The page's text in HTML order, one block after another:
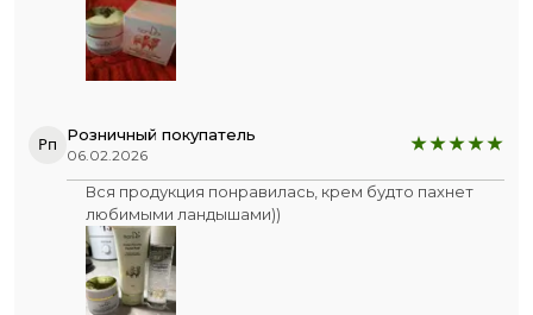
Рп Розничный покупатель
06.02.2026
Вся продукция понравилась, крем будто пахнет
любимыми ландышами))